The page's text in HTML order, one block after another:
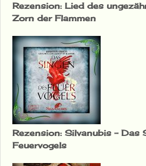
Rezension: Lied des
Zorn der Flammen
Rezension: Silvanubis – Das
Feuervogels